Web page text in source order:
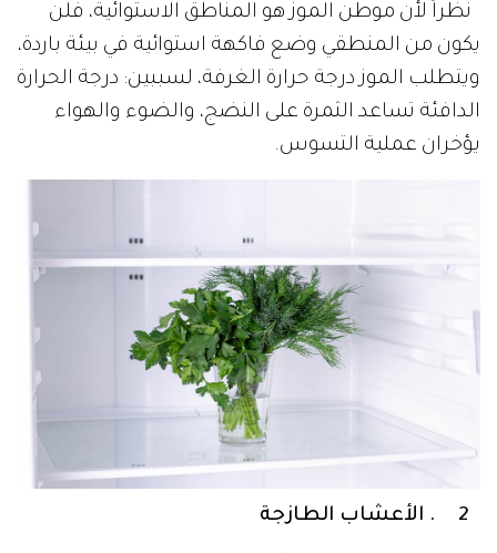
نظراً لأن موطن الموز هو المناطق الاستوائية، فلن
يكون من المنطقي وضع فاكهة استوائية في بيئة باردة،
ويتطلب الموز درجة حرارة الغرفة، لسببين: درجة الحرارة
الدافئة تساعد الثمرة على النضج، والضوء والهواء
يؤخران عملية التسوس.